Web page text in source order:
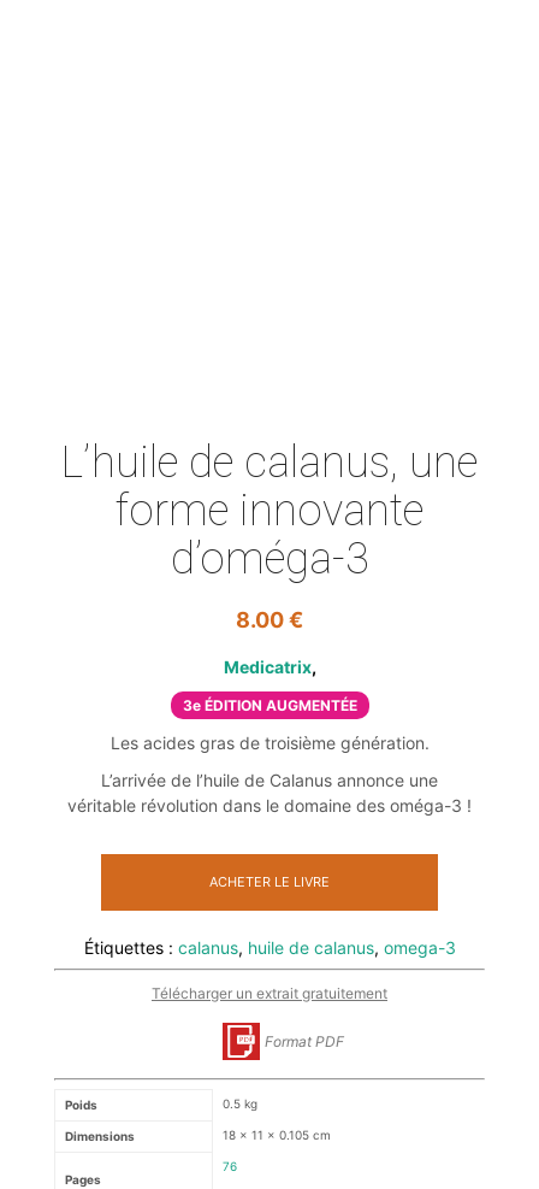
L’huile de calanus, une
forme innovante
d’oméga-3
8.00€
Medicatrix
3e ÉDITION AUGMENTÉE
Les acides gras de troisième génération.
L’arrivée de l’huile de Calanus annonce une
véritable révolution dans le domaine des oméga-3 !
ACHETER LE LIVRE
Étiquettes : calanus, huile de calanus, omega-3
Télécharger un extrait gratuitement
Format PDF
Poids 0.5 kg
Dimensions 18 × 11 × 0.105 cm
Pages
76